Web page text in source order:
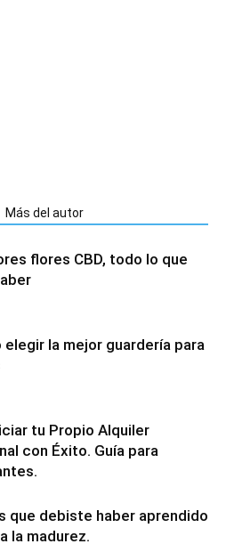
Más del autor
flores CBD, todo lo que
elegir la mejor guardería para
tu Propio Alquiler
con Éxito. Guía para
que debiste haber aprendido
la madurez.